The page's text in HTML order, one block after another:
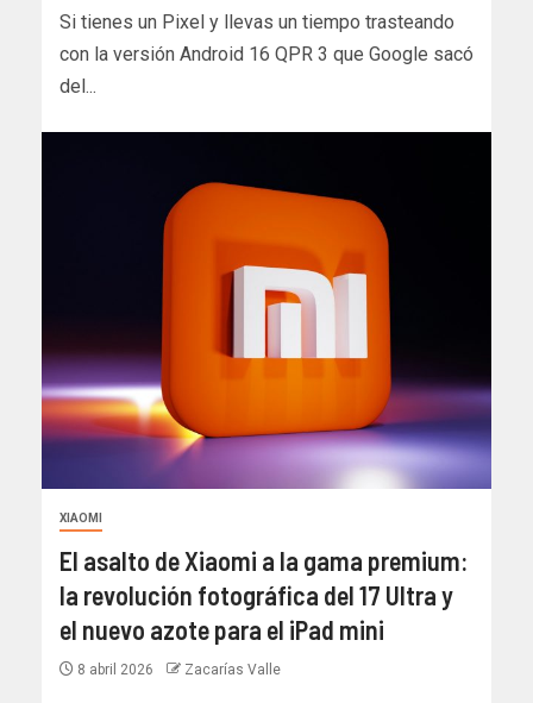
Si tienes un Pixel y llevas un tiempo trasteando
con la versión Android 16 QPR 3 que Google sacó
del...
XIAOMI
El asalto de Xiaomi a la gama premium:
la revolución fotográfica del 17 Ultra y
el nuevo azote para el iPad mini
8 abril 2026 Zacarías Valle